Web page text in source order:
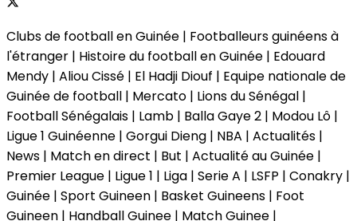
Clubs de football en Guinée | Footballeurs guinéens à
l'étranger | Histoire du football en Guinée | Edouard
Mendy | Aliou Cissé | El Hadji Diouf | Equipe nationale de
Guinée de football | Mercato | Lions du Sénégal |
Football Sénégalais | Lamb | Balla Gaye 2 | Modou Lô |
Ligue 1 Guinéenne | Gorgui Dieng | NBA | Actualités |
News | Match en direct | But | Actualité au Guinée |
Premier League | Ligue 1 | Liga | Serie A | LSFP | Conakry |
Guinée | Sport Guineen | Basket Guineens | Foot
Guineen | Handball Guinee | Match Guinee |